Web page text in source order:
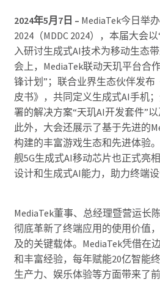
2024年5月7日 – MediaTek今日举
2024（MDDC 2024），本届大会
入研讨生成式AI技术为移动生态
会上，MediaTek联动天玑平台合
锋计划”；联合业界生态伙伴发布
皮书》，共同定义生成式AI手机
署的解决方案“天玑AI开发套件”以
此外，大会还展示了基于先进的
构建的丰富游戏生态和先进体验
舰5G生成式AI移动芯片也正式亮
设计和生成式AI能力，助力终端设
MediaTek董事、总经理暨营运长
彻底革新了终端应用的使用价值
及的关键载体。MediaTek凭借在
和丰富经验，每年赋能20亿智能
生产力、娱乐体验等方面带来了